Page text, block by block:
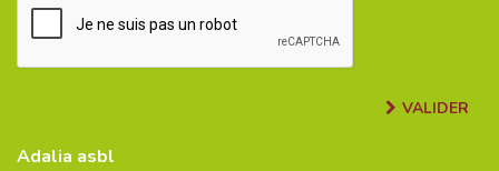
VALIDER
Adalia asbl